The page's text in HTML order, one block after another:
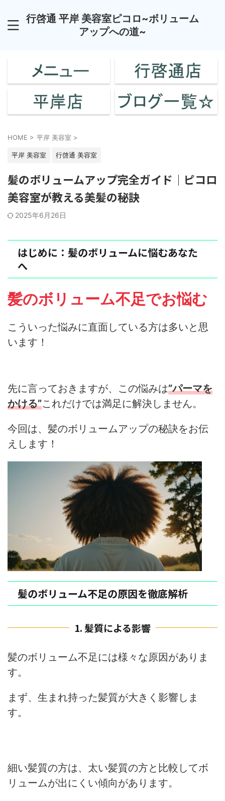
行啓通 平岸 美容室ピコロ~ボリューム
アップへの道~
HOME > 平岸 美容室 >
平岸 美容室 行啓通 美容室
髪のボリュームアップ完全ガイド｜ピコロ
美容室が教える美髪の秘訣
2025年6月26日
はじめに：髪のボリュームに悩むあなた
へ
髪のボリューム不足でお悩む
こういった悩みに直面している方は多いと思
います！
先に言っておきますが、この悩みは”パーマを
かける”これだけでは満足に解決しません。
今回は、髪のボリュームアップの秘訣をお伝
えします！
髪のボリューム不足の原因を徹底解析
1. 髪質による影響
髪のボリューム不足には様々な原因がありま
す。
まず、生まれ持った髪質が大きく影響しま
す。
細い髪質の方は、太い髪質の方と比較してボ
リュームが出にくい傾向があります。